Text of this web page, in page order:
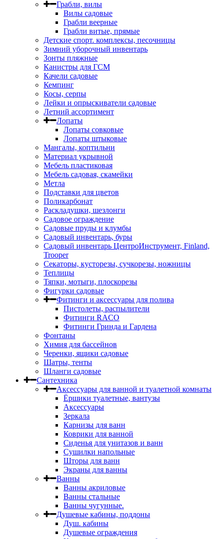
Грабли, вилы
Вилы садовые
Грабли веерные
Грабли витые, прямые
Детские спорт. комплексы, песочницы
Зимний уборочный инвентарь
Зонты пляжные
Канистры для ГСМ
Качели садовые
Кемпинг
Косы, серпы
Лейки и опрыскиватели садовые
Летний ассортимент
Лопаты
Лопаты совковые
Лопаты штыковые
Мангалы, коптильни
Материал укрывной
Мебель пластиковая
Мебель садовая, скамейки
Метла
Подставки для цветов
Поликарбонат
Раскладушки, шезлонги
Садовое ограждение
Садовые пруды и клумбы
Садовый инвентарь, буры
Садовый инвентарь ЦентроИнструмент, Finland,
Trooper
Секаторы, кусторезы, сучкорезы, ножницы
Теплицы
Тяпки, мотыги, плоскорезы
Фигурки садовые
Фитинги и аксессуары для полива
Пистолеты, распылители
Фитинги RACO
Фитинги Гринда и Гардена
Фонтаны
Химия для бассейнов
Черенки, ящики садовые
Шатры, тенты
Шланги садовые
Сантехника
Аксессуары для ванной и туалетной комнаты
Ёршики туалетные, вантузы
Аксессуары
Зеркала
Карнизы для ванн
Коврики для ванной
Сиденья для унитазов и ванн
Сушилки напольные
Шторы для ванн
Экраны для ванны
Ванны
Ванны акриловые
Ванны стальные
Ванны чугунные.
Душевые кабины, поддоны
Душ. кабины
Душевые ограждения